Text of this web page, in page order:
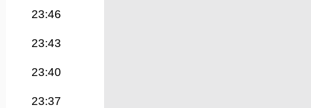
23:46
23:43
23:40
23:37